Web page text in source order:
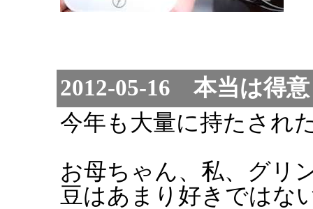
2012-05-16 本当は得
今年も大量に持たされ
お母ちゃん、私、グリ
豆はあまり好きではな